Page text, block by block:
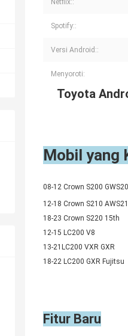
Netflix::
Spotify::
Versi Android::
Menyoroti:
Toyota
Mobil yang
08-12 Crown S200
12-18 Crown S210
18-23 Crown S220 15th
12-15 LC200 V8
13-21LC200 VXR GXR
18-22 LC200 GXR Fujitsu
Fitur Baru